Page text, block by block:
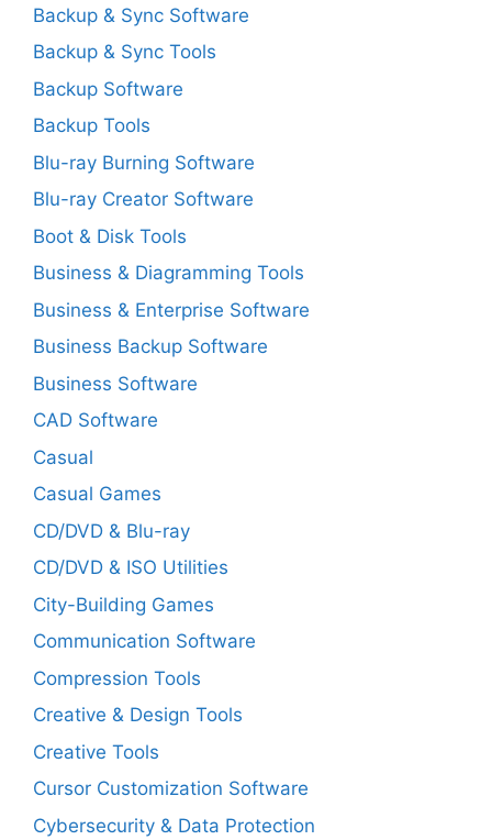
Backup & Sync Software
Backup & Sync Tools
Backup Software
Backup Tools
Blu-ray Burning Software
Blu-ray Creator Software
Boot & Disk Tools
Business & Diagramming Tools
Business & Enterprise Software
Business Backup Software
Business Software
CAD Software
Casual
Casual Games
CD/DVD & Blu-ray
CD/DVD & ISO Utilities
City-Building Games
Communication Software
Compression Tools
Creative & Design Tools
Creative Tools
Cursor Customization Software
Cybersecurity & Data Protection